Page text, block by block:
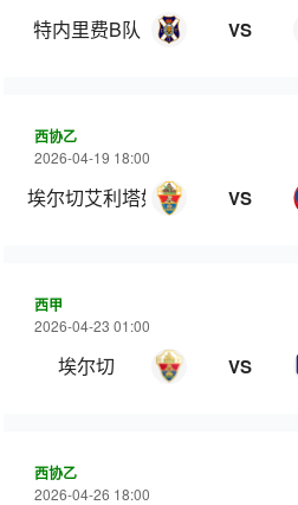
特内里费B队 VS
西协乙
2026-04-19 18:00
埃尔切艾利塔奴 VS
西甲
2026-04-23 01:00
埃尔切 VS
西协乙
2026-04-26 18:00